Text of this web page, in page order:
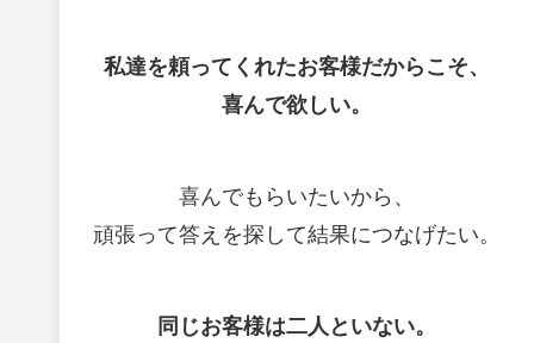
私達を頼ってくれたお客様だからこそ、
喜んで欲しい。
喜んでもらいたいから、
頑張って答えを探して結果につなげたい。
同じお客様は二人といない。